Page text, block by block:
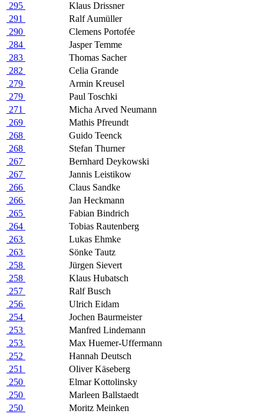
295
Klaus Drissner
291
Ralf Aumüller
290
Clemens Portofée
284
Jasper Temme
283
Thomas Sacher
282
Celia Grande
279
Armin Kreusel
279
Paul Toschki
271
Micha Arved Neumann
269
Mathis Pfreundt
268
Guido Teenck
268
Stefan Thurner
267
Bernhard Deykowski
267
Jannis Leistikow
266
Claus Sandke
266
Jan Heckmann
265
Fabian Bindrich
264
Tobias Rautenberg
263
Lukas Ehmke
263
Sönke Tautz
258
Jürgen Sievert
258
Klaus Hubatsch
257
Ralf Busch
256
Ulrich Eidam
254
Jochen Baurmeister
253
Manfred Lindemann
253
Max Huemer-Uffermann
252
Hannah Deutsch
251
Oliver Käseberg
250
Elmar Kottolinsky
250
Marleen Ballstaedt
250
Moritz Meinken